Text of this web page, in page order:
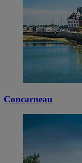
Concarneau